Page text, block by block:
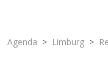
Agenda Limburg